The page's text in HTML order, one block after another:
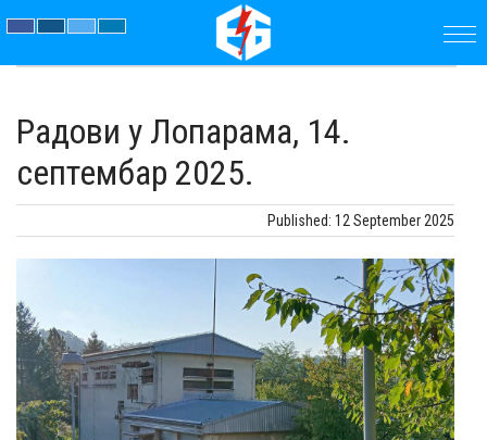
ПРЕДУЗЕЋЕ
ПАРАМЕТРИ
АКТУЕЛНОСТИ
ЈАВНЕ
НАБАВКЕ
ДОКУМЕНТИ
Радови у Лопарама, 14.
септембар 2025.
Published: 12 September 2025